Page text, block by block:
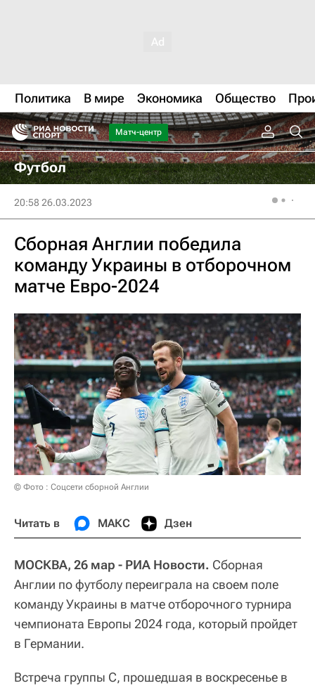
Политика В мире Экономика Общество
Матч-центр
Футбол
20:58 26.03.2023
Сборная Англии победила
команду Украины в отборочном
матче Евро-2024
© Фото : Соцсети сборной Англии
Читать в МАКС Дзен
МОСКВА, 26 мар - РИА Новости. Сборная
Англии по футболу переиграла на своем поле
команду Украины в матче отборочного турнира
чемпионата Европы 2024 года, который пройдет
в Германии.
Встреча группы C, прошедшая в воскресенье в